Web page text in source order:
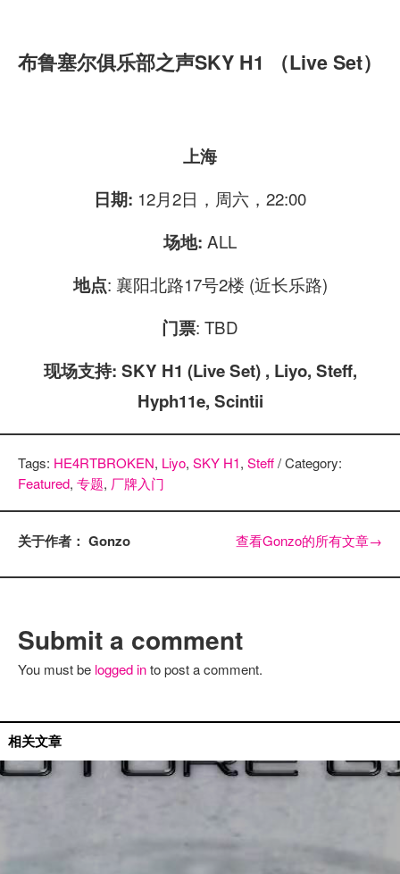
布鲁塞尔俱乐部之声SKY H1 （Live Set）
上海
日期: 12月2日，周六，22:00
场地: ALL
地点: 襄阳北路17号2楼 (近长乐路)
门票: TBD
现场支持: SKY H1 (Live Set) , Liyo, Steff,
Hyph11e, Scintii
Tags: HE4RTBROKEN, Liyo, SKY H1, Steff/ Category:
Featured, 专题, 厂牌入门
关于作者： Gonzo 查看Gonzo的所有文章→
Submit a comment
You must be logged into post a comment.
相关文章
无解电场